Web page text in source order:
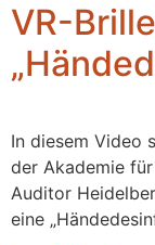
VR-
In diesem Video
der Akademie
Auditor
eine